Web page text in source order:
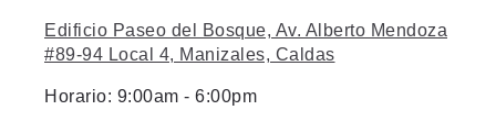
Edificio Paseo del Bosque, Av. Alberto Mendoza
#89-94 Local 4, Manizales, Caldas
Horario: 9:00am - 6:00pm